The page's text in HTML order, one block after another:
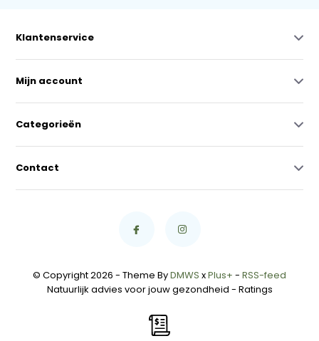
Klantenservice
Mijn account
Categorieën
Contact
© Copyright 2026 - Theme ByDMWS xPlus+ - RSS-feed
Natuurlijk advies voor jouw gezondheid - Ratings